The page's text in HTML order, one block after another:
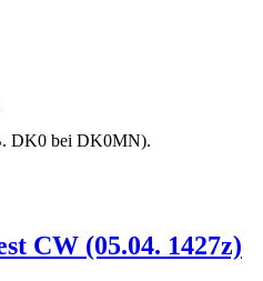
DK0 bei DK0MN).
CW (05.04. 1427z)